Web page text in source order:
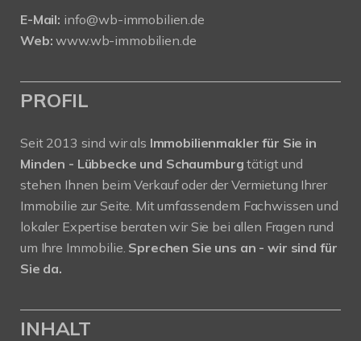
E-Mail: info@wb-immobilien.de
Web: www.wb-immobilien.de
PROFIL
Seit 2013 sind wir als Immobilienmakler für Sie in
Minden - Lübbecke und Schaumburgtätigt und
stehen Ihnen beim Verkauf oder der Vermietung Ihrer
Immobilie zur Seite. Mit umfassendem Fachwissen und
lokaler Expertise beraten wir Sie bei allen Fragen rund
um Ihre Immobilie. Sprechen Sie uns an - wir sind für
Sie da.
INHALT